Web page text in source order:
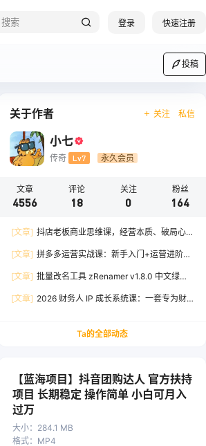
登录 快速注册
投稿
关于作者 关注 私信
小七
传奇 Lv7 永久会员
文章
4556
评论
18
关注
0
粉丝
164
[文章] 抖店老板商业思维课，经营本质、破局心
增
[文章] 拼多多运营实战课：新手入门+运营进阶、
出百单
[文章] 批量改名工具 zRenamer v1.8.0 中文绿色
[文章] 2026 财务人 IP 成长系统课：一套专为财
Ta的全部动态
【蓝海项目】抖音团购达人 官方扶持
项目 长期稳定 操作简单 小白可月入
过万
大小： 284.1 MB
格式： MP4